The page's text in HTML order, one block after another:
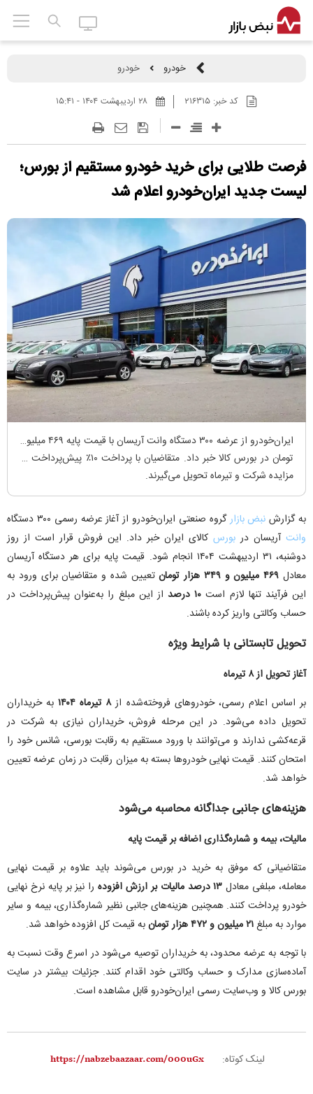
خودرو خودرو
کد خبر:۲۱۶۳۱۵ ۲۸ ارديبهشت ۱۴۰۴ - ۱۵:۴۱
فرصت طلایی برای خرید خودرو مستقیم از بورس؛
لیست جدید ایران‌خودرو اعلام شد
ایران‌خودرو از عرضه ۳۰۰ دستگاه وانت آریسان با قیمت پایه ۴۶۹ میلیون
تومان در بورس کالا خبر داد. متقاضیان با پرداخت ۱۰٪ پیش‌پرداخت در
مزایده شرکت و تیرماه تحویل می‌گیرند.
به گزارش نبض بازارگروه صنعتی ایران‌خودرو از آغاز عرضه رسمی ۳۰۰ دستگاه
وانتآریسان در بورس کالای ایران خبر داد. این فروش قرار است از روز
دوشنبه، ۳۱ اردیبهشت ۱۴۰۴ انجام شود. قیمت پایه برای هر دستگاه آریسان
معادل ۴۶۹ میلیون و ۳۴۹ هزار تومان
تعیین شده و متقاضیان برای ورود به
این فرآیند تنها لازم است ۱۰ درصد
از این مبلغ را به‌عنوان پیش‌پرداخت در
حساب وکالتی واریز کرده باشند.
تحویل تابستانی با شرایط ویژه
آغاز تحویل از ۸ تیرماه
بر اساس اعلام رسمی، خودروهای فروخته‌شده از۸ تیرماه ۱۴۰۴
به خریداران
تحویل داده می‌شود. در این مرحله فروش، خریداران نیازی به شرکت در
قرعه‌کشی ندارند و می‌توانند با ورود مستقیم به رقابت بورسی، شانس خود را
امتحان کنند. قیمت نهایی خودروها بسته به میزان رقابت در زمان عرضه تعیین
خواهد شد.
هزینه‌های جانبی جداگانه محاسبه می‌شود
مالیات، بیمه و شماره‌گذاری اضافه بر قیمت پایه
متقاضیانی که موفق به خرید در بورس می‌شوند باید علاوه بر قیمت نهایی
معامله، مبلغی معادل ۱۳ درصد مالیات بر ارزش افزوده
را نیز بر پایه نرخ نهایی
خودرو پرداخت کنند. همچنین هزینه‌های جانبی نظیر شماره‌گذاری، بیمه و سایر
موارد به مبلغ۲۱ میلیون و ۴۷۲ هزار تومان
به قیمت کل افزوده خواهد شد.
با توجه به عرضه محدود، به خریداران توصیه می‌شود در اسرع وقت نسبت به
آماده‌سازی مدارک و حساب وکالتی خود اقدام کنند. جزئیات بیشتر در سایت
بورس کالا و وب‌سایت رسمی ایران‌خودرو قابل مشاهده است.
لینک کوتاه: